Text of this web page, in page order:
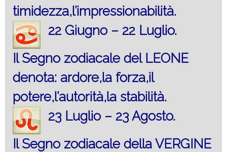
timidezza,l’impressionabilità.
22 Giugno – 22 Luglio.
Il Segno zodiacale del LEONE
denota: ardore,la forza,il
potere,l’autorità,la stabilità.
23 Luglio – 23 Agosto.
Il Segno zodiacale della VERGINE